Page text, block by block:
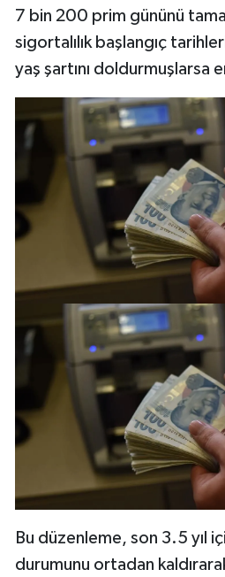
7 bin 200 prim gününü
sigortalılık başlangıç
yaş şartını doldurmuşlarsa
Bu düzenleme, son 3.5 yıl
durumunu ortadan